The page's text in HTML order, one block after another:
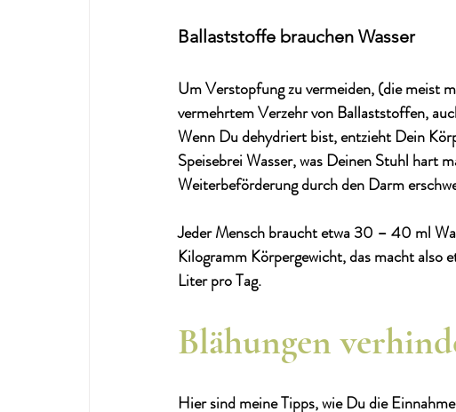
Ballaststoffe brauchen Wasser
Um Verstopfung zu vermeiden, (die meist
vermehrtem Verzehr von Ballaststoffen,
Wenn Du dehydriert bist, entzieht Dein
Speisebrei Wasser, was Deinen Stuhl hart
Weiterbeförderung durch den Darm
Jeder Mensch braucht etwa 30 – 40 ml
Kilogramm Körpergewicht, das macht also
Liter pro Tag.
Blähungen
Hier sind meine Tipps, wie Du die